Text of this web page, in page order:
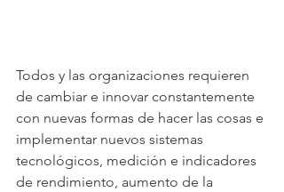
Todos y las organizaciones requieren
de cambiar e innovar constantemente
con nuevas formas de hacer las cosas e
implementar nuevos sistemas
tecnológicos, medición e indicadores
de rendimiento, aumento de la